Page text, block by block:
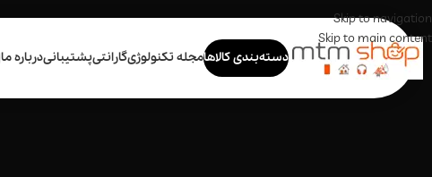
Skip to navigation
Skip to main content
دسته‌بندی کالاهامجله تکنولوژیگارانتیپشتیبانیدرباره ما